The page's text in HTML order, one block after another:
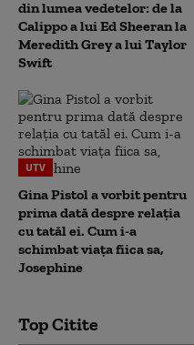
din lumea vedetelor: de la
Calippo a lui Ed Sheeran la
Meredith Grey a lui Taylor
Swift
UTV
Gina Pistol a vorbit pentru
prima dată despre relația
cu tatăl ei. Cum i-a
schimbat viața fiica sa,
Josephine
Top Citite